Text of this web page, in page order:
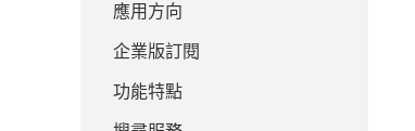
應用方向
企業版訂閱
功能特點